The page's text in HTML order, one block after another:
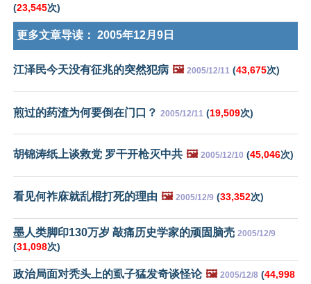
(23,545次)
更多文章导读： 2005年12月9日
江泽民今天没有征兆的突然犯病 🖼️ 2005/12/11 (43,675次)
煎过的药渣为何要倒在门口？ 2005/12/11 (19,509次)
胡锦涛纸上谈救党 罗干开枪灭中共 🖼️ 2005/12/10 (45,046次)
看见何祚庥就乱棍打死的理由 🖼️ 2005/12/9 (33,352次)
墨人类脚印130万岁 敲痛历史学家的顽固脑壳 2005/12/9
(31,098次)
政治局面对秃头上的虱子猛发奇谈怪论 🖼️ 2005/12/8 (44,998